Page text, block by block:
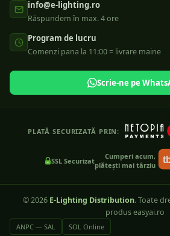
info@e-lighting.ro
Răspundem în max. 4 ore
Program de lucru
Comenzi pana la 11:00 = livrare maine
Scrie-ne pe
PLATĂ SECURIZATĂ PRIN:
SSL Securizat
Cumperi acum,
plătești mai târziu
©2026 E-Lighting Distribution. Toate
produs easyai.ro
ANPC — SAL SOL Online